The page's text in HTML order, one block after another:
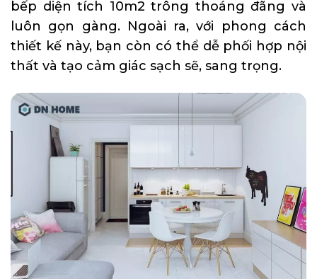
bếp diện tích 10m2 trông thoáng đãng và
luôn gọn gàng. Ngoài ra, với phong cách
thiết kế này, bạn còn có thể dễ phối hợp nội
thất và tạo cảm giác sạch sẽ, sang trọng.